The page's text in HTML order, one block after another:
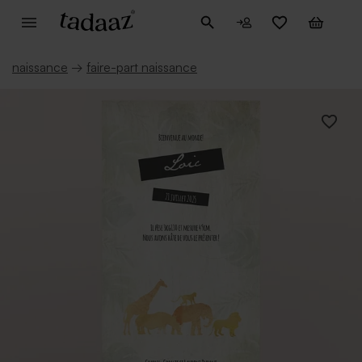
naissance → faire-part naissance